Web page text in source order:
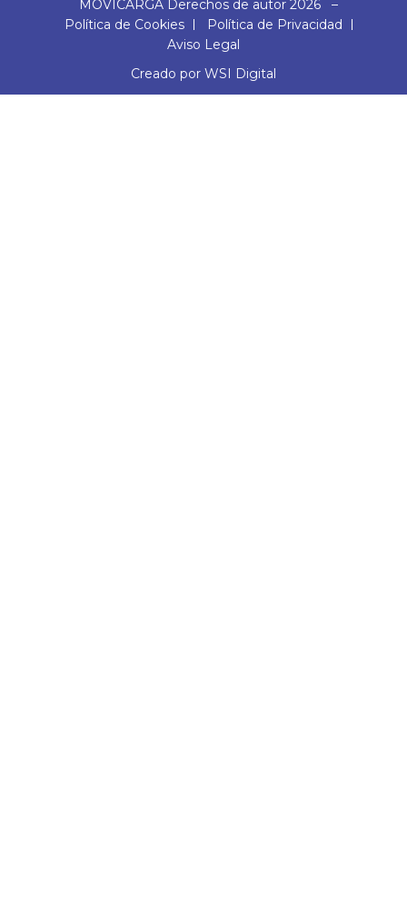
MOVICARGA Derechos de autor 2026 –
Política de Cookies
Política de Privacidad
Aviso Legal
Creado por WSI Digital